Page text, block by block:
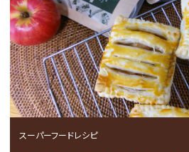
スーパーフードレシピ